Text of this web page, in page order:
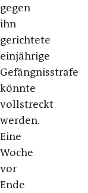
gegen
ihn
gerichtete
einjährige
Gefängnisstrafe
könnte
vollstreckt
werden.
Eine
Woche
vor
Ende